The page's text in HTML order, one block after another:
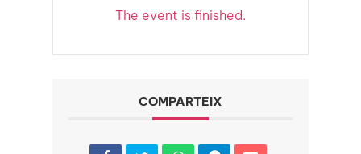
The event is finished.
COMPARTEIX